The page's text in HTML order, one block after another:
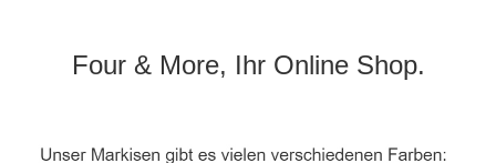
Four & More, Ihr Online Shop.